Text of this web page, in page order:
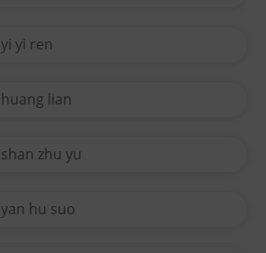
yi yi ren
huang lian
shan zhu yu
yan hu suo